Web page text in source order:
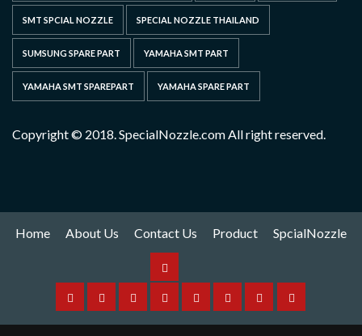
SMT SPCIAL NOZZLE SPECIAL NOZZLE THAILAND
SUMSUNG SPARE PART YAMAHA SMT PART
YAMAHA SMT SPAREPART YAMAHA SPARE PART
Copyright © 2018. SpecialNozzle.com All right reserved.
Home About Us Contact Us Product SpcialNozzle
HomeAboutContact
Product
SpareYamaha
I
HitachiSpcialNozzle